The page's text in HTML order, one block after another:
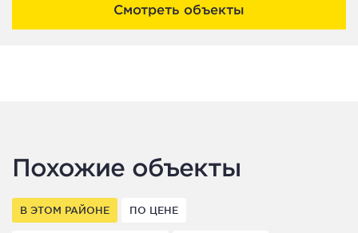
Смотреть объекты
Похожие объекты
В ЭТОМ РАЙОНЕ ПО ЦЕНЕ